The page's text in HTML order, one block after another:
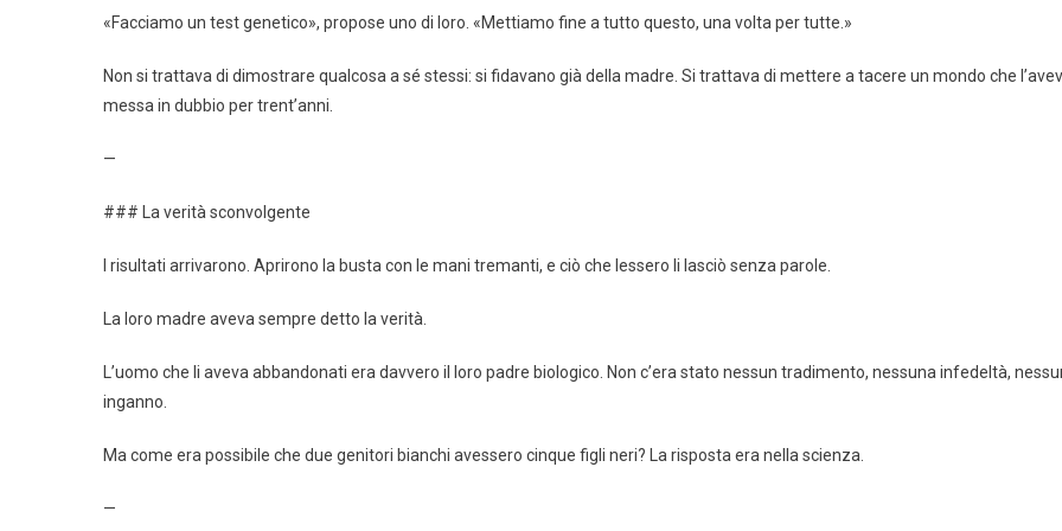
«Facciamo un test genetico», propose uno di loro. «Mettiamo fine a tutto questo, una volta per tutte.»
Non si trattava di dimostrare qualcosa a sé stessi: si fidavano già della madre. Si trattava di mettere a tacere un mondo che
messa in dubbio per trent’anni.
—
### La verità sconvolgente
I risultati arrivarono. Aprirono la busta con le mani tremanti, e ciò che lessero li lasciò senza parole.
La loro madre aveva sempre detto la verità.
L’uomo che li aveva abbandonati era davvero il loro padre biologico. Non c’era stato nessun tradimento, nessuna infedeltà,
inganno.
Ma come era possibile che due genitori bianchi avessero cinque figli neri? La risposta era nella scienza.
—